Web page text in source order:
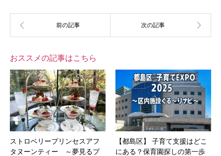
おススメの記事はこちら
ストロベリープリンセスアフ
タヌーンティー ～夢見るプ
【都島区】 子育て支援はどこ
にある？保育園探しの第一歩